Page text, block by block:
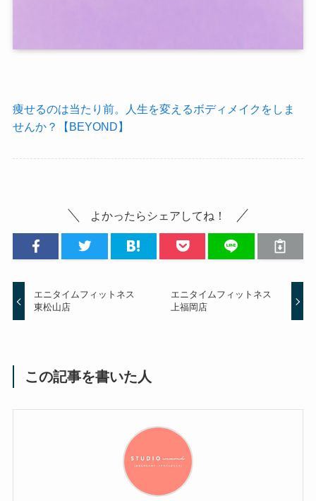
痩せるのは当たり前。人生を変えるボディメイクをしま
せんか？【BEYOND】
よかったらシェアしてね！
エニタイムフィットネス
東松山店
エニタイムフィットネス
上福岡店
この記事を書いた人